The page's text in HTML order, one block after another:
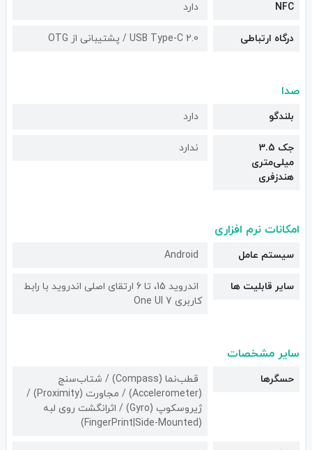
NFC دارد
درگاه ارتباطی USB Type-C 2.0 / پشتیبانی از OTG
صدا
بلندگو دارد
جک 3.5
میلی‌متری
هندزفری
ندارد
امکانات نرم افزاری
سیستم عامل Android
سایر قابلیت ها
اندروید 15، تا 6 ارتقای اصلی اندروید با رابط
کاربری One UI 7
سایر مشخصات
حسگرها
قطب‌نما (Compass) / شتاب‌سنج
(Accelerometer) / مجاورت (Proximity) /
ژیروسکوپ (Gyro) / اثرانگشت روی لبه
(FingerPrint|Side-Mounted)